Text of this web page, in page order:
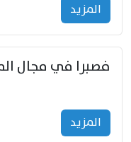
المزید
المزید